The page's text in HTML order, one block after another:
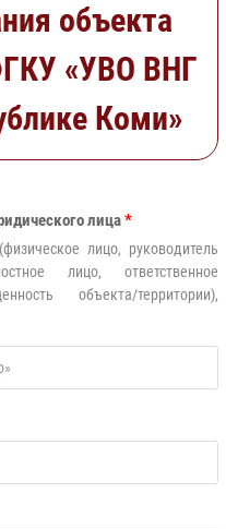
объекта
«УВО ВНГ
Коми»
лица*
лицо, руководитель
лицо, ответственное
объекта/территории),